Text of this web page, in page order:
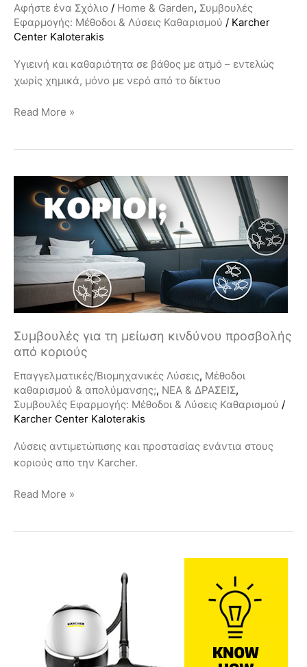
Αφήστε ένα Σχόλιο / Home & Garden, Συμβουλές
Εφαρμογής: Μέθοδοι & Λύσεις Καθαρισμού / Karcher
Center Kaloterakis
Υγιεινή και καθαριότητα σε βάθος με ατμό – εντελώς
χωρίς χημικά, μόνο με νερό από το δίκτυο
Read More »
Συμβουλές για τη μείωση κινδύνου προσβολής
από κοριούς
Επαγγελματικές/Βιομηχανικές Λύσεις, Μέθοδοι
καθαρισμού & απολύμανσης;, ΝΕΑ & ΔΡΑΣΕΙΣ,
Συμβουλές Εφαρμογής: Μέθοδοι & Λύσεις Καθαρισμού /
Karcher Center Kaloterakis
Λύσεις αντιμετώπισης και προστασίας ενάντια στους
κοριούς απο την Karcher.
Συμβουλές
κινδύνου
προσβολής
από
Read More »